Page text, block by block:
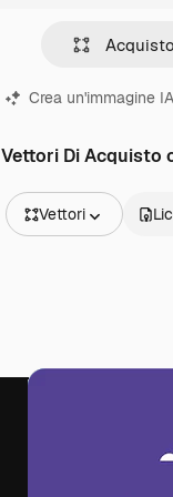
Crea un'immagine IA
Vettori Di Acquisto
Vettori
Video